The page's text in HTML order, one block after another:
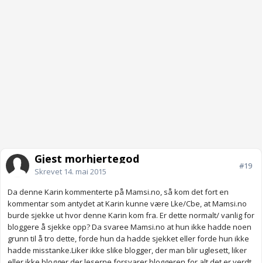
Gjest morhjertegod
Skrevet 14. mai 2015
#19
Da denne Karin kommenterte på Mamsi.no, så kom det fort en
kommentar som antydet at Karin kunne være Lke/Cbe, at Mamsi.no
burde sjekke ut hvor denne Karin kom fra. Er dette normalt/ vanlig for
bloggere å sjekke opp? Da svaree Mamsi.no at hun ikke hadde noen
grunn til å tro dette, forde hun da hadde sjekket eller forde hun ikke
hadde misstanke.Liker ikke slike blogger, der man blir uglesett, liker